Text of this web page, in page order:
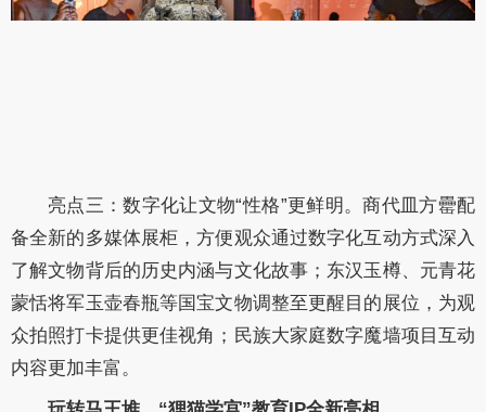
亮点三：数字化让文物“性格”更鲜明。商代皿方罍配
备全新的多媒体展柜，方便观众通过数字化互动方式深入
了解文物背后的历史内涵与文化故事；东汉玉樽、元青花
蒙恬将军玉壶春瓶等国宝文物调整至更醒目的展位，为观
众拍照打卡提供更佳视角；民族大家庭数字魔墙项目互动
内容更加丰富。